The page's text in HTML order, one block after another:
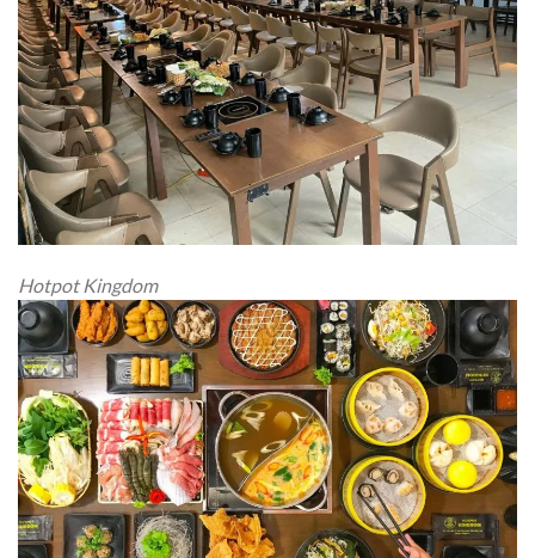
Hotpot Kingdom